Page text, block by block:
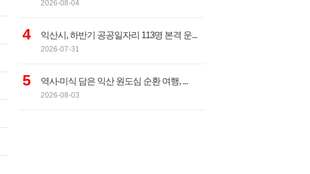
2026-08-04
4 익산시, 하반기 공공일자리 113명 본격 운...
2026-07-31
5 역사‧미식 담은 익산 원도심 순환 여행, ...
2026-08-03